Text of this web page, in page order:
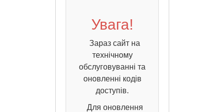
Увага!
Зараз сайт на
технічному
обслуговуванні та
оновленні кодів
доступів.
Для оновлення